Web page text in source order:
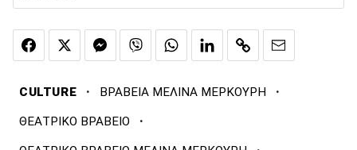
CULTURE · ΒΡΑΒΕΙΑ ΜΕΛΙΝΑ ΜΕΡΚΟΥΡΗ ·
ΘΕΑΤΡΙΚΟ ΒΡΑΒΕΙΟ ·